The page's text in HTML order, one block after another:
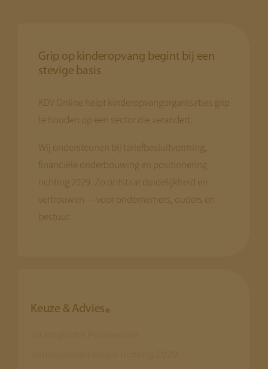
Grip op kinderopvang begint bij een
stevige basis
KDV Online helpt kinderopvangorganisaties grip
te houden op een sector die verandert.
Wij ondersteunen bij tariefbesluitvorming,
financiële onderbouwing en positionering
richting 2029. Zo ontstaat duidelijkheid en
vertrouwen — voor ondernemers, ouders en
bestuur.
Keuze & Advies